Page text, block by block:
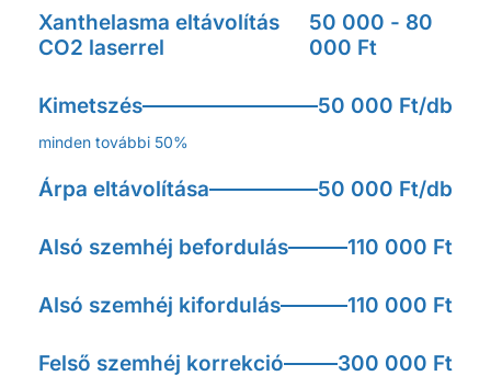
Xanthelasma eltávolítás
CO2 laserrel
50 000 - 80
000 Ft
Kimetszés 50 000 Ft/db
minden további 50%
Árpa eltávolítása 50 000 Ft/db
Alsó szemhéj befordulás 110 000 Ft
Alsó szemhéj kifordulás 110 000 Ft
Felső szemhéj korrekció 300 000 Ft